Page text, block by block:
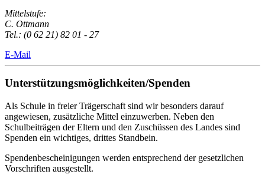
Mittelstufe:
C. Ottmann
Tel.: (0 62 21) 82 01 - 27
E-Mail
Unterstützungsmöglichkeiten/Spenden
Als Schule in freier Trägerschaft sind wir besonders darauf
angewiesen, zusätzliche Mittel einzuwerben. Neben den
Schulbeiträgen der Eltern und den Zuschüssen des Landes sind
Spenden ein wichtiges, drittes Standbein.
Spendenbescheinigungen werden entsprechend der gesetzlichen
Vorschriften ausgestellt.